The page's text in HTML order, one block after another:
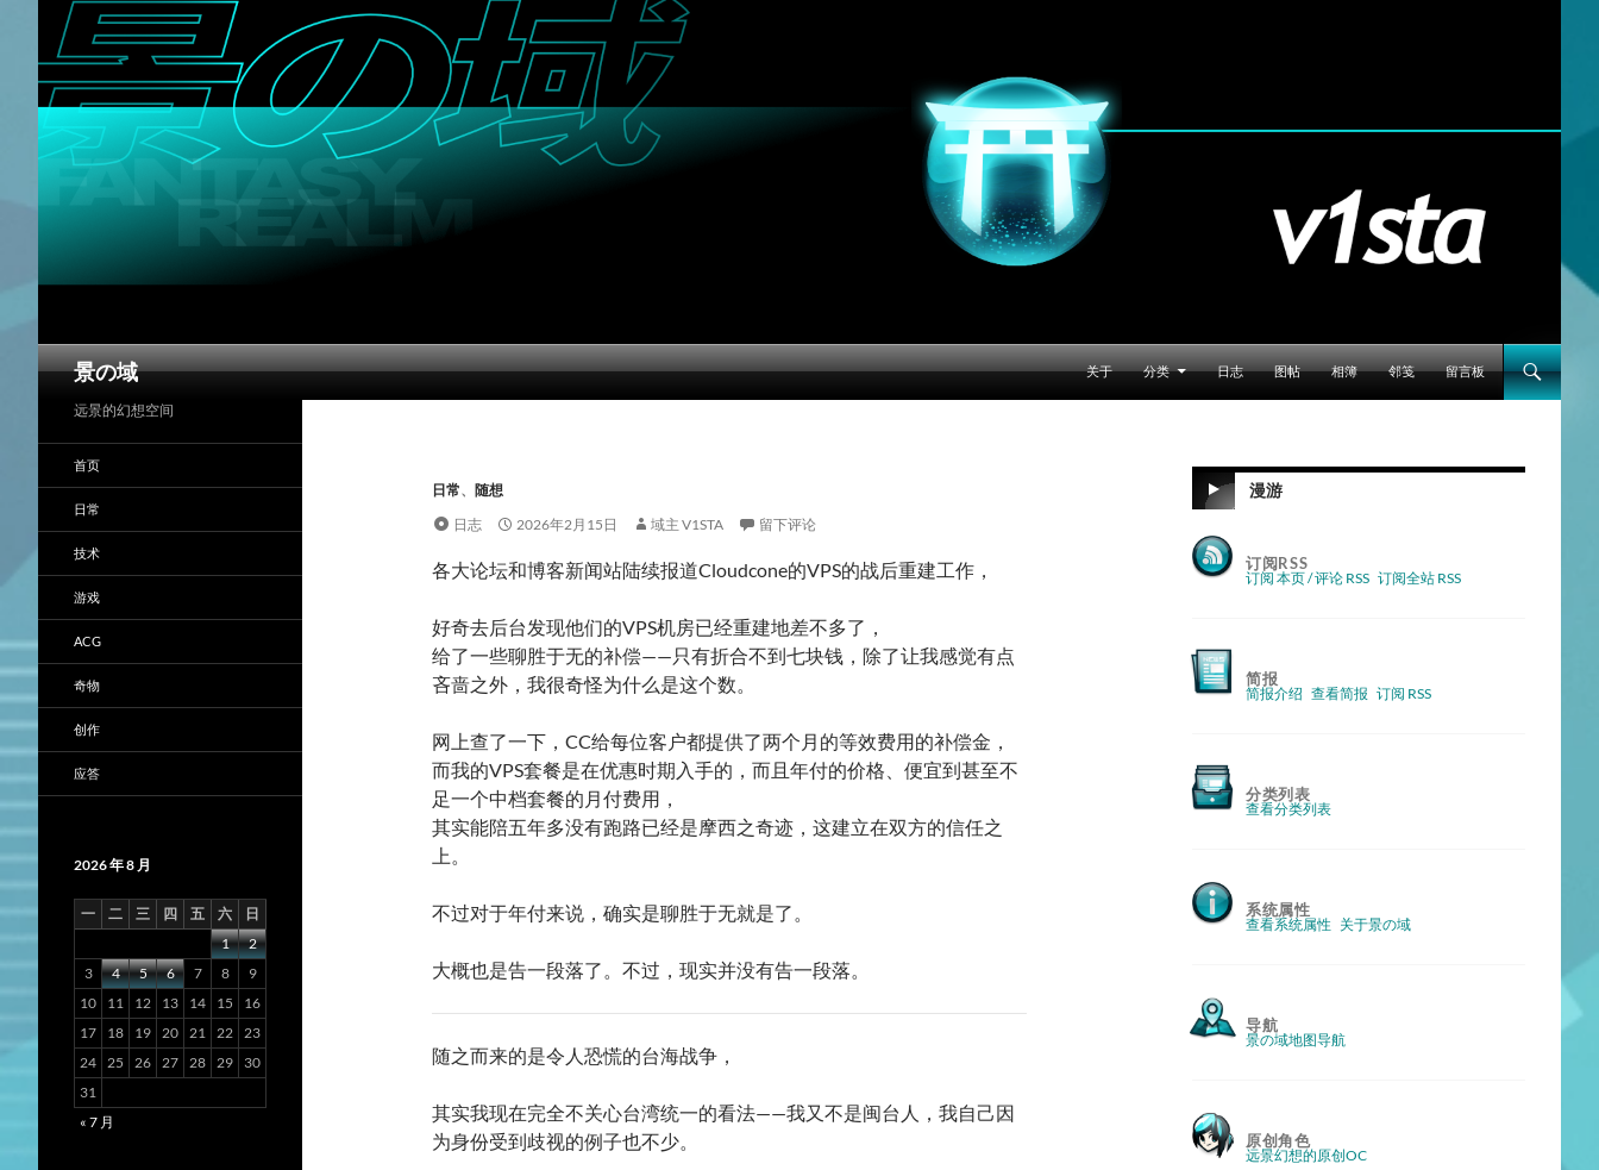
景の域
搜
跳至正文
关于
分类 日志 图帖 相簿 邻笺 留言板
日常、 随想
日志
2026年2月15日 域主 V1STA 留下评论
各大论坛和博客新闻站陆续报道Cloudcone的VPS的战后重建工作，
好奇去后台发现他们的VPS机房已经重建地差不多了，
给了一些聊胜于无的补偿——只有折合不到七块钱，除了让我感觉有点
吝啬之外，我很奇怪为什么是这个数。
网上查了一下，CC给每位客户都提供了两个月的等效费用的补偿金，
而我的VPS套餐是在优惠时期入手的，而且年付的价格、便宜到甚至不
足一个中档套餐的月付费用，
其实能陪五年多没有跑路已经是摩西之奇迹，这建立在双方的信任之
上。
不过对于年付来说，确实是聊胜于无就是了。
大概也是告一段落了。不过，现实并没有告一段落。
随之而来的是令人恐慌的台海战争，
其实我现在完全不关心台湾统一的看法——我又不是闽台人，我自己因
为身份受到歧视的例子也不少。
漫游
订阅RSS
订阅 本页 / 评论 RSS 订阅全站 RSS
简报
简报介绍 查看简报 订阅 RSS
分类列表
查看分类列表
系统属性
查看系统属性 关于景の域
导航
景の域地图导航
原创角色
远景幻想的原创OC
远景的幻想空间
首页
日常
技术
游戏
ACG
奇物
创作
应答
2026 年 8 月
一 二 三 四 五 六
日
1
2
3
4 5 6 7 8
9
10
11 12 13 14 15
16
17
18 19 20 21 22 23
24 25 26 27 28 29
30
31
« 7 月